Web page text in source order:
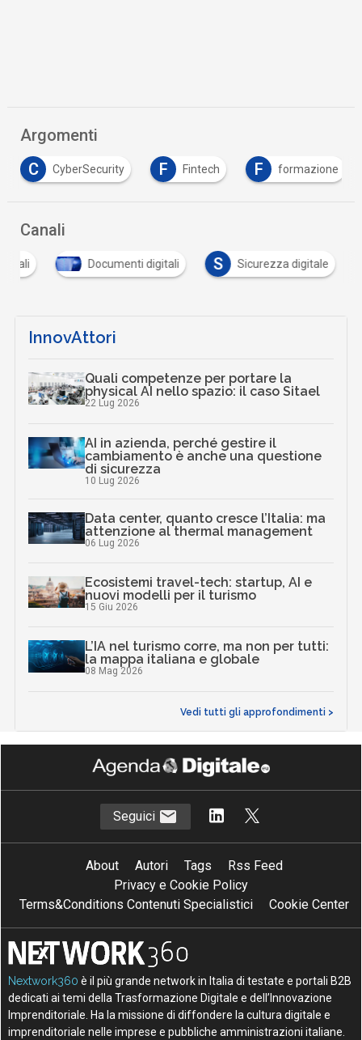
Argomenti
C
CyberSecurity F Fintech F formazione
Canali
Documenti digitali S Sicurezza digitale
InnovAttori
Quali competenze per portare la
physical AI nello spazio: il caso Sitael
22 Lug 2026
AI in azienda, perché gestire il
cambiamento è anche una questione
di sicurezza
10 Lug 2026
Data center, quanto cresce l’Italia: ma
attenzione al thermal management
06 Lug 2026
Ecosistemi travel-tech: startup, AI e
nuovi modelli per il turismo
15 Giu 2026
L’IA nel turismo corre, ma non per tutti:
la mappa italiana e globale
08 Mag 2026
Vedi tutti gli approfondimenti >
Seguici
About Autori Tags
Rss Feed
Privacy e Cookie Policy
Terms&Conditions Contenuti Specialistici
Cookie Center
Nextwork360 è il più grande network in Italia di testate e portali B2B
dedicati ai temi della Trasformazione Digitale e dell’Innovazione
Imprenditoriale. Ha la missione di diffondere la cultura digitale e
imprenditoriale nelle imprese e pubbliche amministrazioni italiane.